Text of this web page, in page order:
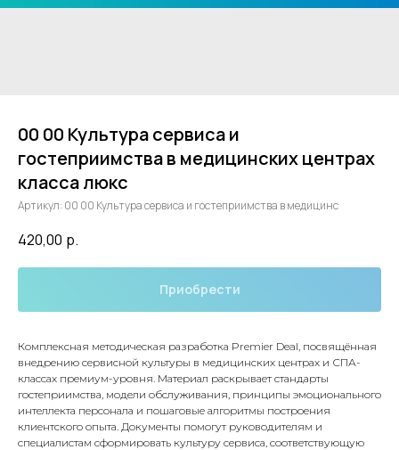
00 00 Культура сервиса и
гостеприимства в медицинских центрах
класса люкс
Артикул: 00 00 Культура сервиса и гостеприимства в медицинс
420,00 р.
Приобрести
Комплексная методическая разработка Premier Deal, посвящённая
внедрению сервисной культуры в медицинских центрах и СПА-
классах премиум-уровня. Материал раскрывает стандарты
гостеприимства, модели обслуживания, принципы эмоционального
интеллекта персонала и пошаговые алгоритмы построения
клиентского опыта. Документы помогут руководителям и
специалистам сформировать культуру сервиса, соответствующую